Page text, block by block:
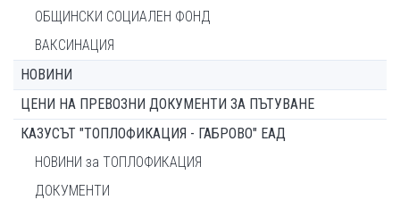
ОБЩИНСКИ СОЦИАЛЕН ФОНД
ВАКСИНАЦИЯ
НОВИНИ
ЦЕНИ НА ПРЕВОЗНИ ДОКУМЕНТИ ЗА ПЪТУВАНЕ
КАЗУСЪТ "ТОПЛОФИКАЦИЯ - ГАБРОВО" ЕАД
НОВИНИ за ТОПЛОФИКАЦИЯ
ДОКУМЕНТИ